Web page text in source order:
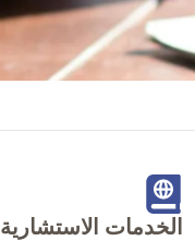
الخدمات الاستشارية